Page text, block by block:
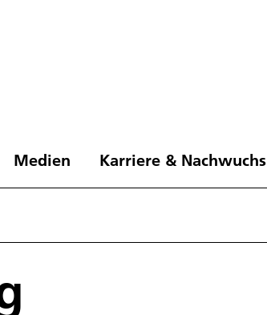
Medien Karriere & Nachwuchs